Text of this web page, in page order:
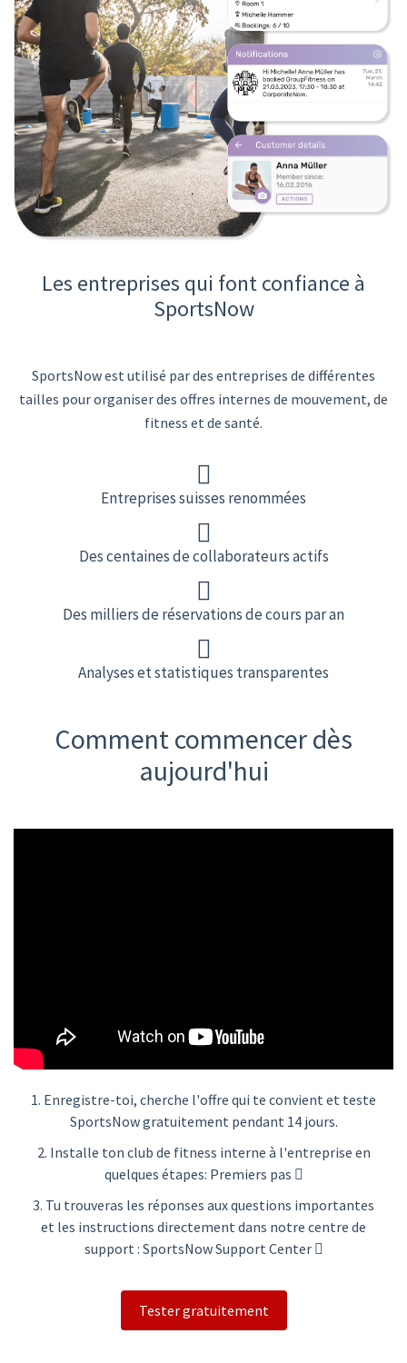
Les entreprises qui font confiance à
SportsNow
SportsNow est utilisé par des entreprises de différentes
tailles pour organiser des offres internes de mouvement, de
fitness et de santé.
Entreprises suisses renommées
Des centaines de collaborateurs actifs
Des milliers de réservations de cours par an
Analyses et statistiques transparentes
Comment commencer dès
aujourd'hui
1. Enregistre-toi, cherche l'offre qui te convient et teste
SportsNow gratuitement pendant 14 jours.
2. Installe ton club de fitness interne à l'entreprise en
quelques étapes: Premiers pas
3. Tu trouveras les réponses aux questions importantes
et les instructions directement dans notre centre de
support : SportsNow Support Center
Tester gratuitement